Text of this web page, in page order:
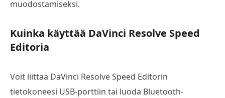
muodostamiseksi.
Kuinka käyttää DaVinci Resolve Speed
Editoria
Voit liittää DaVinci Resolve Speed Editorin
tietokoneesi USB-porttiin tai luoda Bluetooth-